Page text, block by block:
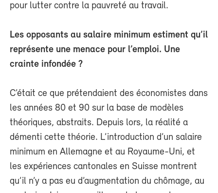
pour lutter contre la pauvreté au travail.
Les opposants au salaire minimum estiment qu’il
représente une menace pour l’emploi. Une
crainte infondée ?
C’était ce que prétendaient des économistes dans
les années 80 et 90 sur la base de modèles
théoriques, abstraits. Depuis lors, la réalité a
démenti cette théorie. L’introduction d’un salaire
minimum en Allemagne et au Royaume-Uni, et
les expériences cantonales en Suisse montrent
qu’il n’y a pas eu d’augmentation du chômage, au